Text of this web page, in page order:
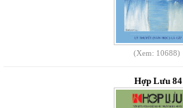
(Xem: 10688)
Hợp Lưu 84